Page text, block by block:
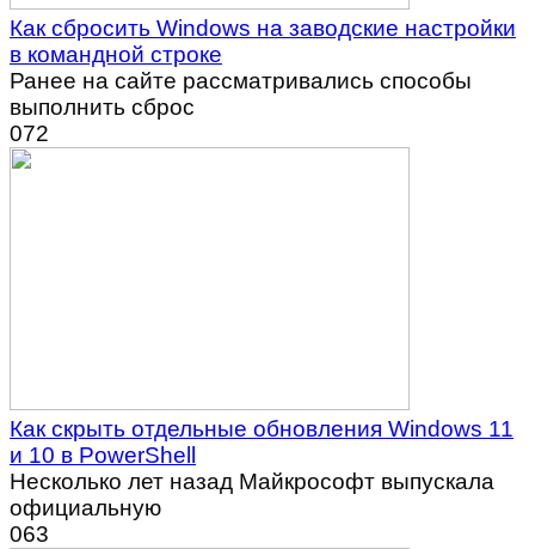
Как сбросить Windows на заводские настройки
в командной строке
Ранее на сайте рассматривались способы
выполнить сброс
072
Как скрыть отдельные обновления Windows 11
и 10 в PowerShell
Несколько лет назад Майкрософт выпускала
официальную
063